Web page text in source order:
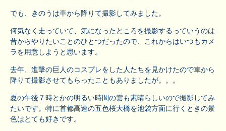
でも、きのうは車から降りて撮影してみました。
何気なく走っていて、気になったところを撮影するっていうのは
昔からやりたいことのひとつだったので、これからはいつもカメ
ラを用意しようと思います。
去年、進撃の巨人のコスプレをした人たちを見かけたので車から
降りて撮影させてもらったこともありましたが。。。
夏の午後７時とかの明るい時間の雲も素晴らしいので撮影してみ
たいです。特に首都高速の五色桜大橋を池袋方面に行くときの景
色はとても好きです。